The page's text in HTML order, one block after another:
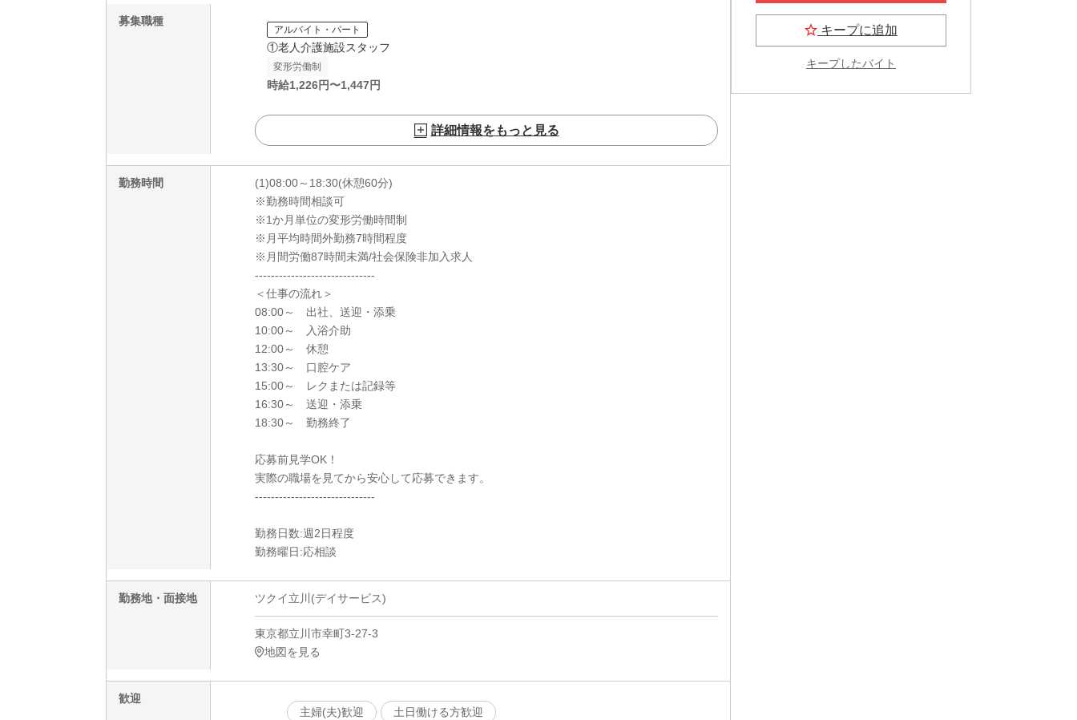
募集職種
アルバイト・パート
①老人介護施設スタッフ
変形労働制
時給1,226円〜1,447円
詳細情報をもっと見る
勤務時間
(1)08:00～18:30(休憩60分)
※勤務時間相談可
※1か月単位の変形労働時間制
※月平均時間外勤務7時間程度
※月間労働87時間未満/社会保険非加入求人
------------------------------
＜仕事の流れ＞
08:00～ 出社、送迎・添乗
10:00～ 入浴介助
12:00～ 休憩
13:30～ 口腔ケア
15:00～ レクまたは記録等
16:30～ 送迎・添乗
18:30～ 勤務終了
応募前見学OK！
実際の職場を見てから安心して応募できます。
------------------------------
勤務日数:週2日程度
勤務曜日:応相談
勤務地・面接地 ツクイ立川(デイサービス)
東京都立川市幸町3-27-3
地図を見る
歓迎
主婦(夫)歓迎
土日働ける方歓迎
キープに追加
キープしたバイト